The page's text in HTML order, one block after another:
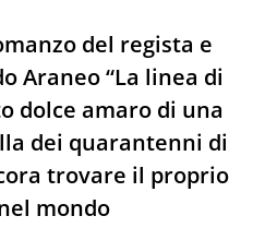
del regista e
Araneo “La linea di
dolce amaro di una
dei quarantenni di
trovare il proprio
mondo